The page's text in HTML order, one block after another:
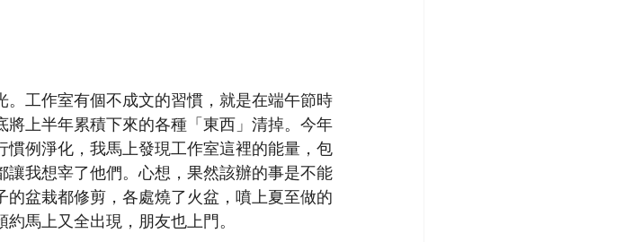
工作室有個不成文的習慣，就是在端午節時
上半年累積下來的各種「東西」清掉。今年
例淨化，我馬上發現工作室這裡的能量，包
我想宰了他們。心想，果然該辦的事是不能
盆栽都修剪，各處燒了火盆，噴上夏至做的
馬上又全出現，朋友也上門。